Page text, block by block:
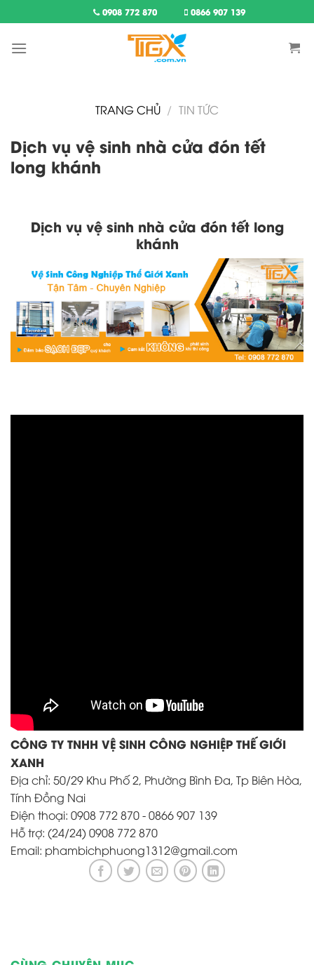
to
content
0908 772 870 0866 907 139
TRANG CHỦ / TIN TỨC
Dịch vụ vệ sinh nhà cửa đón tết
long khánh
Dịch vụ vệ sinh nhà cửa đón tết long
khánh
CÔNG TY TNHH VỆ SINH CÔNG NGHIỆP THẾ GIỚI
XANH
Địa chỉ: 50/29 Khu Phố 2, Phường Bình Đa, Tp Biên Hòa,
Tính Đồng Nai
Điện thoại: 0908 772 870 - 0866 907 139
Hỗ trợ: (24/24) 0908 772 870
Email: phambichphuong1312@gmail.com